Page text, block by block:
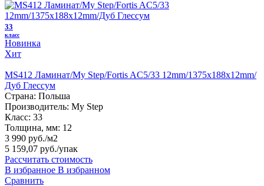
33
класс
Новинка
Хит
MS412 Ламинат/My Step/Fortis AC5/33 12mm/1375x188x12mm/
Дуб Глессум
Страна: Польша
Производитель: My Step
Класс: 33
Толщина, мм: 12
3 990 руб./м2
5 159,07 руб./упак
Рассчитать стоимость
В избранное В избранном
Сравнить